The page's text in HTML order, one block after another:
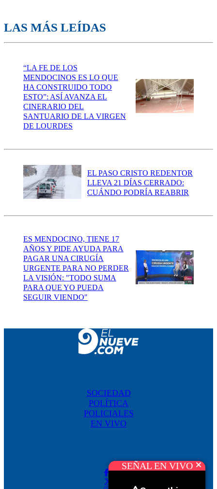
SEÑAL EN VIVO
LAS MÁS LEÍDAS
“LA FE DE LOS
MENDOCINOS ES LO QUE
HA CONSTRUIDO TODO
ESTO”: ASÍ AVANZA EL
CINERARIO DEL
SANTUARIO DE LA VIRGEN
DE LOURDES
EL PASO CRISTO REDENTOR
LLEVA 21 DÍAS CERRADO:
CUÁNDO PODRÍA REABRIR
ES MENDOCINO, TIENE 17
AÑOS Y PIDE AYUDA PARA
PAGAR UNA CIRUGÍA
URGENTE PARA NO PERDER
LA VISIÓN: "TODO SUMA
PARA QUE YO PUEDA
SEGUIR VIENDO"
SOCIEDAD
POLÍTICA
POLICIALES
EN VIVO